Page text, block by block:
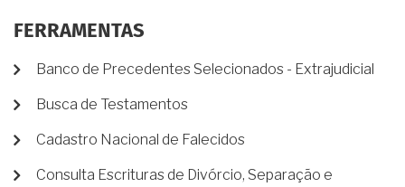
FERRAMENTAS
Banco de Precedentes Selecionados - Extrajudicial
Busca de Testamentos
Cadastro Nacional de Falecidos
Consulta Escrituras de Divórcio, Separação e